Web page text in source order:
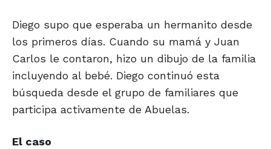
Diego supo que esperaba un hermanito desde
los primeros días. Cuando su mamá y Juan
Carlos le contaron, hizo un dibujo de la familia
incluyendo al bebé. Diego continuó esta
búsqueda desde el grupo de familiares que
participa activamente de Abuelas.
El caso